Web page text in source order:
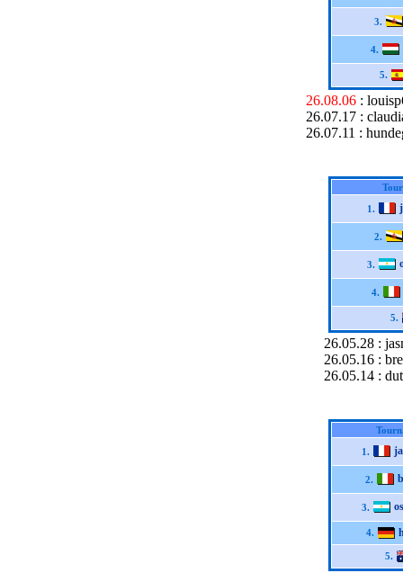
3.
4.
5.
26.08.06 :
26.07.17 :
26.07.11 :
1.
2.
3.
4.
5.
26.05.28 :
26.05.16 :
26.05.14 :
1.
2.
3.
4.
5.